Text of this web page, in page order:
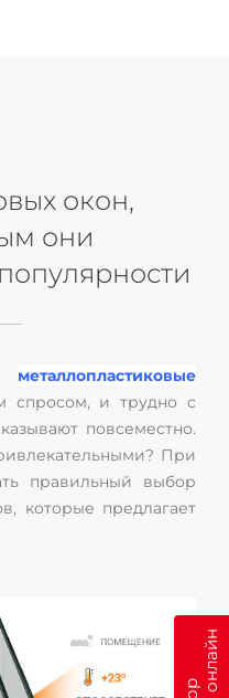
окон,
они
металлопластиковые
спросом, и трудно с
повсеместно.
При
правильный выбор
которые предлагает